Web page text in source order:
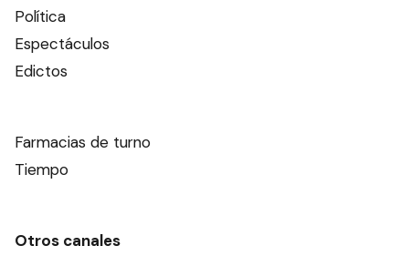
Política
Espectáculos
Edictos
Farmacias de turno
Tiempo
Otros canales